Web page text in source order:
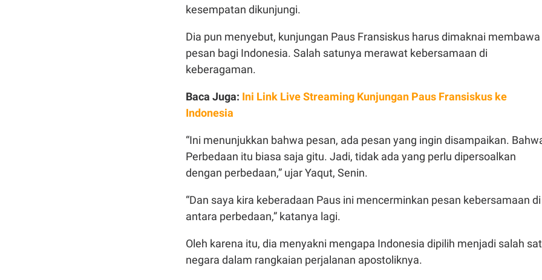
kesempatan dikunjungi.
Dia pun menyebut, kunjungan Paus Fransiskus harus dimaknai membawa
pesan bagi Indonesia. Salah satunya merawat kebersamaan di
keberagaman.
Baca Juga: Ini Link Live Streaming Kunjungan Paus Fransiskus ke
Indonesia
“Ini menunjukkan bahwa pesan, ada pesan yang ingin disampaikan.
Perbedaan itu biasa saja gitu. Jadi, tidak ada yang perlu dipersoalkan
dengan perbedaan,” ujar Yaqut, Senin.
“Dan saya kira keberadaan Paus ini mencerminkan pesan kebersamaan di
antara perbedaan,” katanya lagi.
Oleh karena itu, dia menyakni mengapa Indonesia dipilih menjadi salah
negara dalam rangkaian perjalanan apostoliknya.